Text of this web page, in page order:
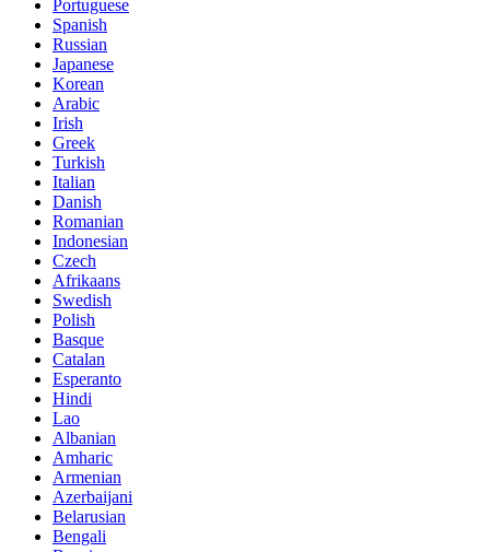
Portuguese
Spanish
Russian
Japanese
Korean
Arabic
Irish
Greek
Turkish
Italian
Danish
Romanian
Indonesian
Czech
Afrikaans
Swedish
Polish
Basque
Catalan
Esperanto
Hindi
Lao
Albanian
Amharic
Armenian
Azerbaijani
Belarusian
Bengali